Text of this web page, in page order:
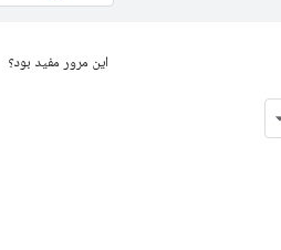
این مرور مفید بود؟